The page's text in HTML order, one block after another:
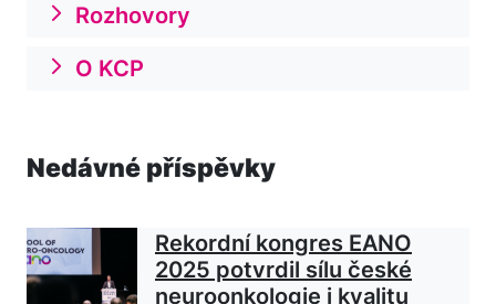
Rozhovory
O KCP
Nedávné příspěvky
Rekordní kongres EANO
2025 potvrdil sílu české
neuroonkologie i kvalitu